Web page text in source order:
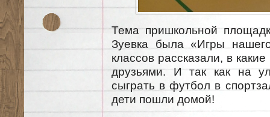
Тема пришкольной
Зуевка была «Игры
классов рассказали, в
друзьями. И так как на
сыграть в футбол в
дети пошли домой!